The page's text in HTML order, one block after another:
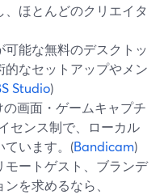
ほとんどのクリエイタ
能な無料のデスクトッ
なセットアップやメン
Studio)
画面・ゲームキャプチ
センス制で、ローカル
ています。(Bandicam)
ートゲスト、ブランデ
を求めるなら、